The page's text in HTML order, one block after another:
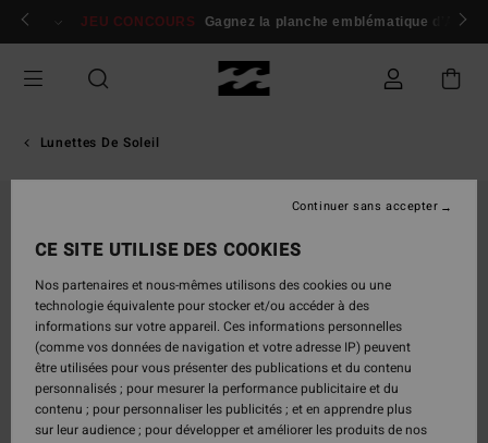
Passer
Se connecter / s'inscrire
JEU CONCOURS Gagnez la planche emblématique d'Andy
Lunettes De Soleil
CE SITE UTILISE DES COOKIES
Nos partenaires et nous-mêmes utilisons des cookies ou une
technologie équivalente pour stocker et/ou accéder à des
informations sur votre appareil. Ces informations personnelles
(comme vos données de navigation et votre adresse IP) peuvent
être utilisées pour vous présenter des publications et du contenu
personnalisés ; pour mesurer la performance publicitaire et du
contenu ; pour personnaliser les publicités ; et en apprendre plus
sur leur audience ; pour développer et améliorer les produits de nos
Continuer sans accepter